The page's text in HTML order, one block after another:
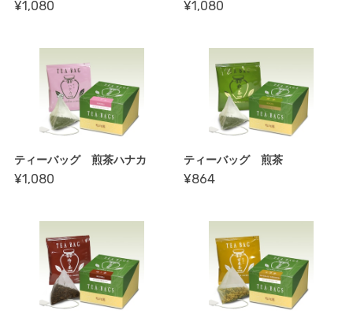
¥1,080 ¥1,080
ティーバッグ 煎茶ハナカ
¥1,080
ティーバッグ 煎茶
¥864